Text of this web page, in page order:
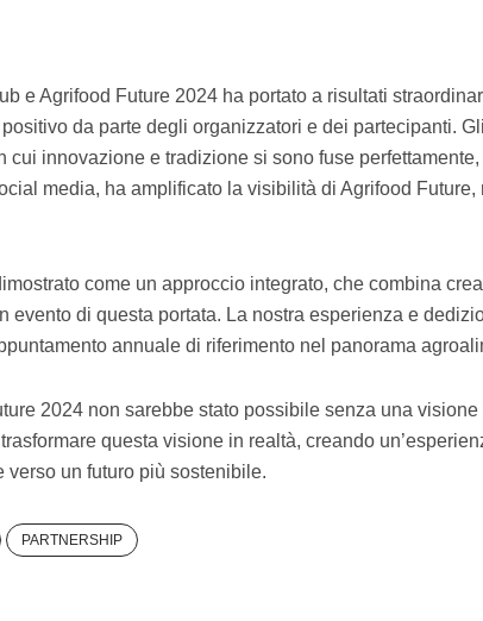
e Agrifood Future 2024 ha portato a risultati
da parte degli organizzatori e dei partecipanti.
cui innovazione e tradizione si sono fuse
media, ha amplificato la visibilità di Agrifood
come un approccio integrato, che combina
evento di questa portata. La nostra esperienza e
annuale di riferimento nel panorama
2024 non sarebbe stato possibile senza una
questa visione in realtà, creando
verso un futuro più sostenibile.
PARTNERSHIP